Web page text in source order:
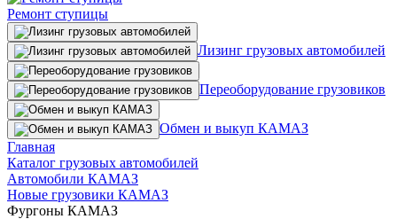
Ремонт ступицы
Лизинг грузовых автомобилей
Переоборудование грузовиков
Обмен и выкуп КАМАЗ
Главная
Каталог грузовых автомобилей
Автомобили КАМАЗ
Новые грузовики КАМАЗ
Фургоны КАМАЗ